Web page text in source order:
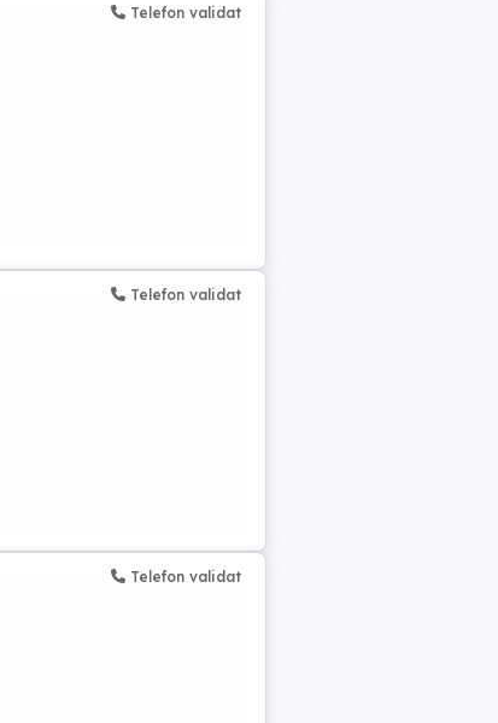
Telefon validat
Telefon validat
Telefon validat